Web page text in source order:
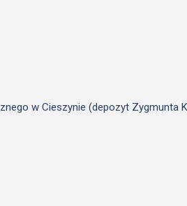
w Cieszynie (depozyt Zygmunta